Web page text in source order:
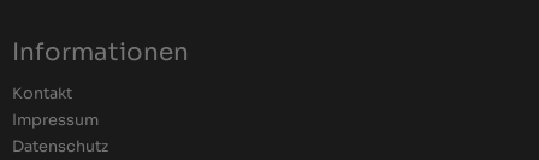
Informationen
Kontakt
Impressum
Datenschutz